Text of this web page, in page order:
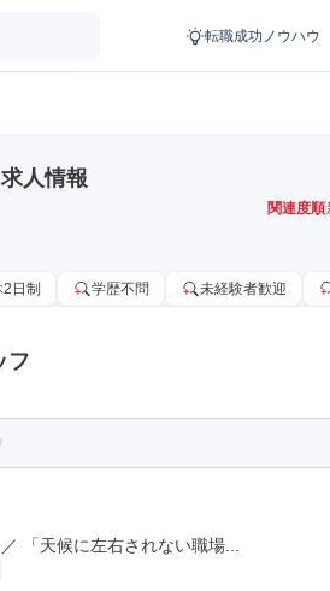
転職成功ノウハウ
人情報
関連度順
日制 学歴不問 未経験者歓迎
フ
「天候に左右されない職場...